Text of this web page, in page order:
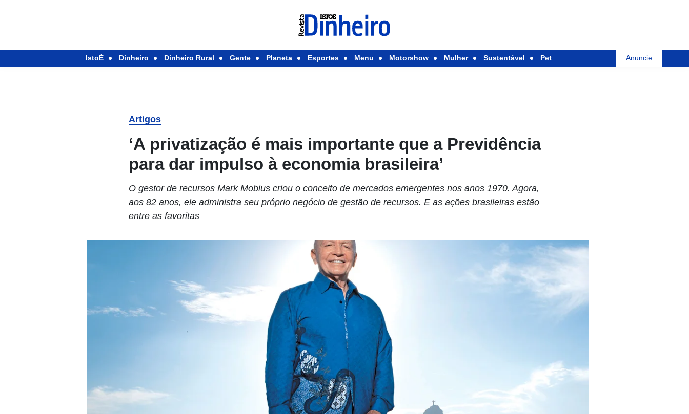
IstoÉ Dinheiro Dinheiro Rural Gente Planeta Esportes Menu Motorshow Mulher Sustentável Pet Anuncie
Artigos
‘A privatização é mais importante que a Previdência
para dar impulso à economia brasileira’
O gestor de recursos Mark Mobius criou o conceito de mercados emergentes nos anos 1970. Agora,
aos 82 anos, ele administra seu próprio negócio de gestão de recursos. E as ações brasileiras estão
entre as favoritas